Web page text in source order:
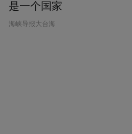
是一个国家
​海峡导报大台海